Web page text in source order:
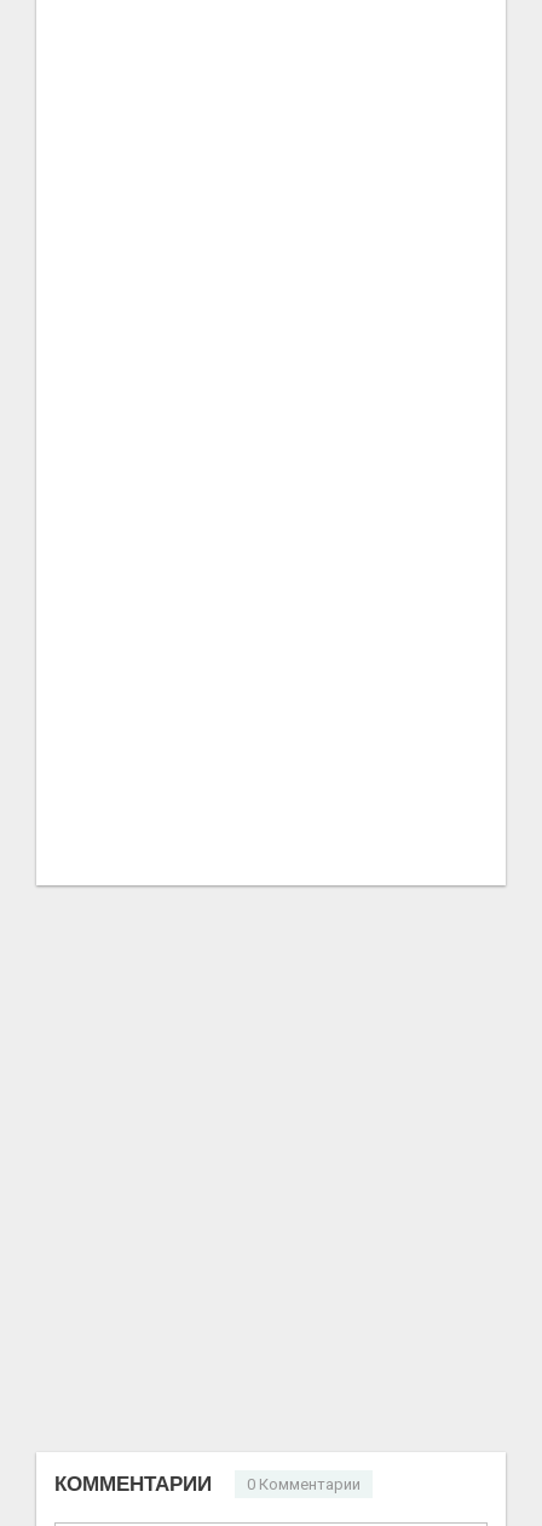
КОММЕНТАРИИ 0 Комментарии